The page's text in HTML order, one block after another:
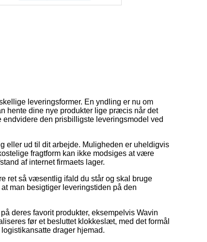
leveringsformer. En yndling er nu om
hente dine nye produkter lige præcis når det
den prisbilligste leveringsmodel ved
eller ud til dit arbejde. Muligheden er uheldigvis
fragtform kan ikke modsiges at være
af internet firmaets lager.
ret så væsentlig ifald du står og skal bruge
man besigtiger leveringstiden på den
deres favorit produkter, eksempelvis Wavin
før et besluttet klokkeslæt, med det formål
drager hjemad.